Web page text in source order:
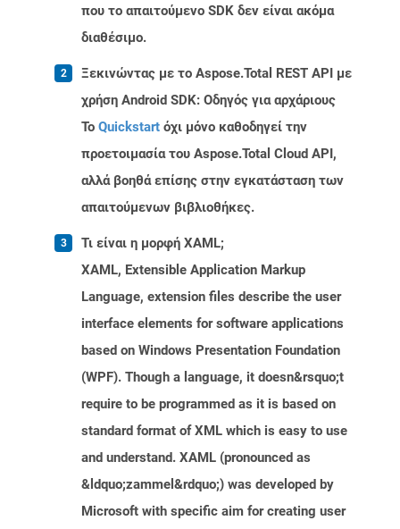
που το απαιτούμενο SDK δεν είναι ακόμα
διαθέσιμο.
Ξεκινώντας με το Aspose.Total REST API με
χρήση Android SDK: Οδηγός για αρχάριους
Το Quickstart όχι μόνο καθοδηγεί την
προετοιμασία του Aspose.Total Cloud API,
αλλά βοηθά επίσης στην εγκατάσταση των
απαιτούμενων βιβλιοθήκες.
Τι είναι η μορφή XAML;
XAML, Extensible Application Markup
Language, extension files describe the user
interface elements for software applications
based on Windows Presentation Foundation
(WPF). Though a language, it doesn&rsquo;t
require to be programmed as it is based on
standard format of XML which is easy to use
and understand. XAML (pronounced as
&ldquo;zammel&rdquo;) was developed by
Microsoft with specific aim for creating user